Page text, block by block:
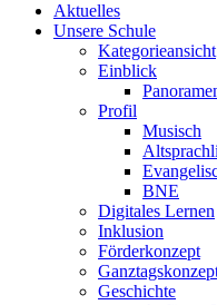
Aktuelles
Unsere Schule
Kategorieansicht
Einblick
Profil
Musisch
BNE
Digitales Lernen
Inklusion
Förderkonzept
Geschichte